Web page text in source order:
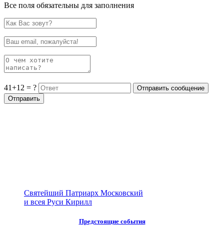
Все поля обязательны для заполнения
41+12 = ?
Святейший Патриарх Московский
и всея Руси Кирилл
Предстоящие события